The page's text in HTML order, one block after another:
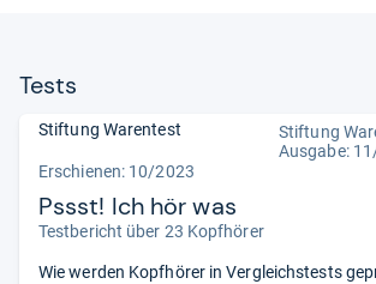
Tests
Stiftung Warentest
Stiftung
Ausgabe:
Erschienen: 10/2023
Pssst! Ich hör was
Testbericht über 23 Kopfhörer
Wie werden Kopfhörer in Vergleichstests